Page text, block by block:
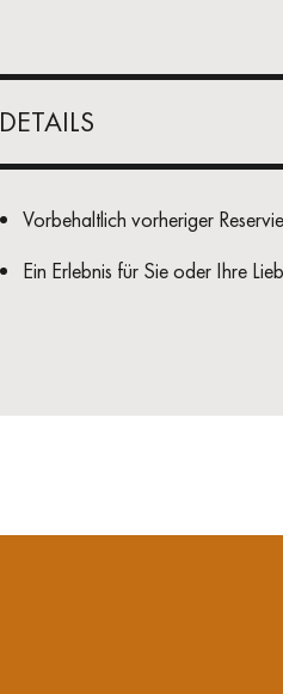
DETAILS
Vorbehaltlich vorheriger
Ein Erlebnis für Sie oder Ihre